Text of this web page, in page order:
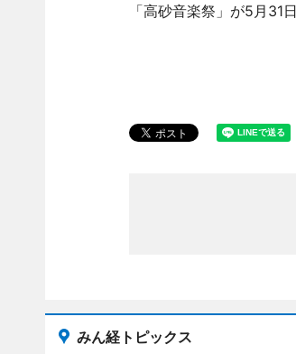
「高砂音楽祭」が5月31
みん経トピックス